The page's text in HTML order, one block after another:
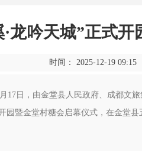
龙吟天城”正式开
时间： 2025-12-19 09:15
17日，由金堂县人民政府、成都文
园暨金堂村糖会启幕仪式，在金堂